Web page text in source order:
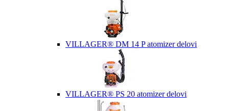
VILLAGER® DM 14 P atomizer delovi
VILLAGER® PS 20 atomizer delovi